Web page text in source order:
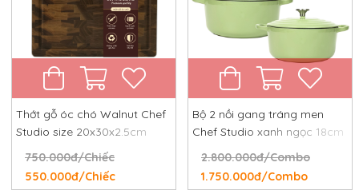
Thớt gỗ óc chó Walnut Chef
Studio size 20x30x2.5cm
750.000đ/Chiếc
550.000đ/Chiếc
Bộ 2 nồi gang tráng men
Chef Studio xanh ngọc 18cm
2.800.000đ/Combo
1.750.000đ/Combo